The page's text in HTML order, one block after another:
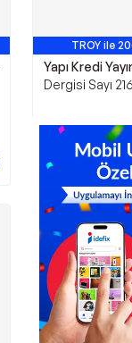
TROY ile
Yapı Kredi
Dergisi Sayı
Yayınları
250,00 TL
Sepette